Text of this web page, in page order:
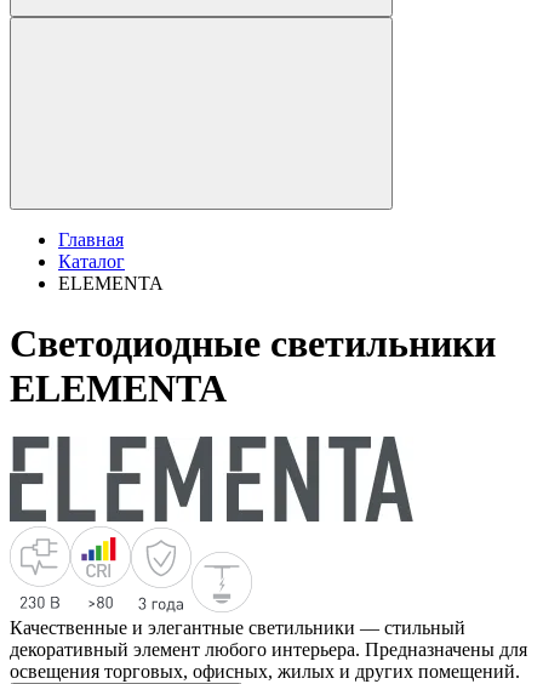
Главная
Каталог
ELEMENTA
Светодиодные светильники
ELEMENTA
Качественные и элегантные светильники — стильный
декоративный элемент любого интерьера. Предназначены для
освещения торговых, офисных, жилых и других помещений.